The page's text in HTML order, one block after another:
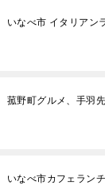
いなべ市 イタリアン
菰野町グルメ、手羽
いなべ市カフェラン